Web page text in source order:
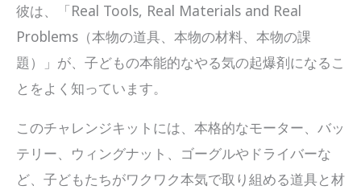
彼は、「Real Tools, Real Materials and Real
Problems（本物の道具、本物の材料、本物の課
題）」が、子どもの本能的なやる気の起爆剤になるこ
とをよく知っています。
このチャレンジキットには、本格的なモーター、バッ
テリー、ウィングナット、ゴーグルやドライバーな
ど、子どもたちがワクワク本気で取り組める道具と材